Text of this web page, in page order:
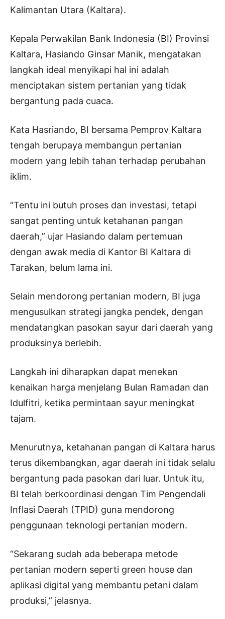
Kalimantan Utara (Kaltara).
Kepala Perwakilan Bank Indonesia (BI) Provinsi
Kaltara, Hasiando Ginsar Manik, mengatakan
langkah ideal menyikapi hal ini adalah
menciptakan sistem pertanian yang tidak
bergantung pada cuaca.
Kata Hasriando, BI bersama Pemprov Kaltara
tengah berupaya membangun pertanian
modern yang lebih tahan terhadap perubahan
iklim.
“Tentu ini butuh proses dan investasi, tetapi
sangat penting untuk ketahanan pangan
daerah,” ujar Hasiando dalam pertemuan
dengan awak media di Kantor BI Kaltara di
Tarakan, belum lama ini.
Selain mendorong pertanian modern, BI juga
mengusulkan strategi jangka pendek, dengan
mendatangkan pasokan sayur dari daerah yang
produksinya berlebih.
Langkah ini diharapkan dapat menekan
kenaikan harga menjelang Bulan Ramadan dan
Idulfitri, ketika permintaan sayur meningkat
tajam.
Menurutnya, ketahanan pangan di Kaltara harus
terus dikembangkan, agar daerah ini tidak selalu
bergantung pada pasokan dari luar. Untuk itu,
BI telah berkoordinasi dengan Tim Pengendali
Inflasi Daerah (TPID) guna mendorong
penggunaan teknologi pertanian modern.
“Sekarang sudah ada beberapa metode
pertanian modern seperti green house dan
aplikasi digital yang membantu petani dalam
produksi,” jelasnya.